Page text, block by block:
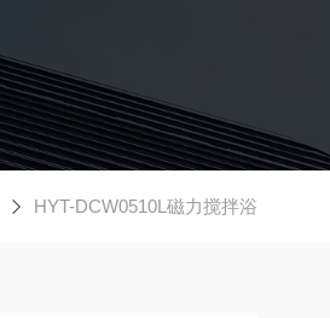
HYT-DCW0510L磁力搅拌浴